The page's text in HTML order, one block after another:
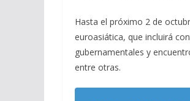
Hasta el próximo 2 de
euroasiática, que incluirá
gubernamentales y
entre otras.